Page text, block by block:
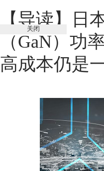
【导读】
日
（GaN）功
高成本仍是
关闭